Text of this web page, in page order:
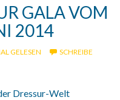
GALA VOM
2014
GELESEN
SCHREIBE
Dressur-Welt